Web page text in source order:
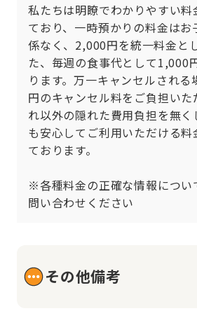
私たちは明瞭でわかりやすい料
ており、一時預かりの料金はお
係なく、2,000円を統一料金と
た、毎週の食事代として1,000
ります。万一キャンセルされ
円のキャンセル料をご負担い
れ以外の隠れた費用負担を無
も安心してご利用いただける料
ております。
※各種料金の正確な情報につい
問い合わせください
その他備考